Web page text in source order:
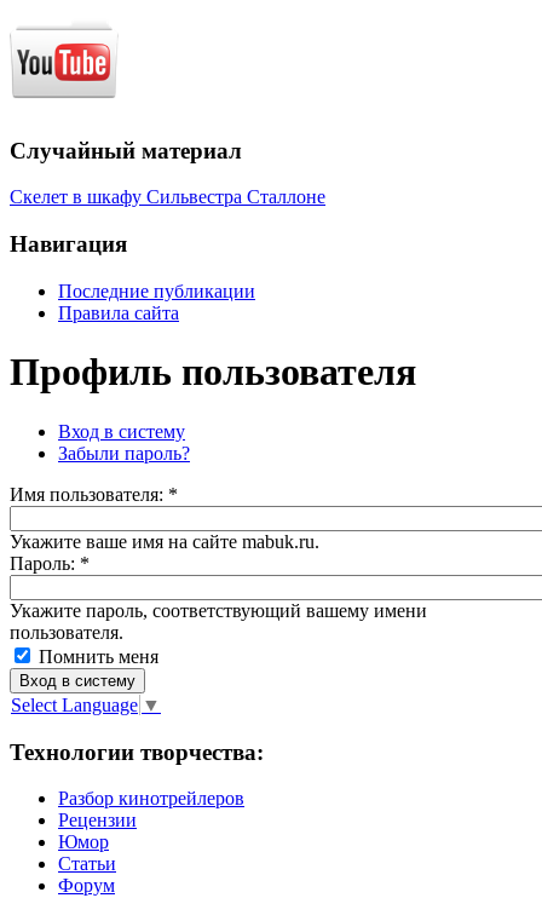
Случайный материал
Скелет в шкафу Сильвестра Сталлоне
Навигация
Последние публикации
Правила сайта
Профиль пользователя
Вход в систему
Забыли пароль?
Имя пoльзовaтeля: *
Укажите ваше имя на сайте mabuk.ru.
Пароль: *
Укажите пароль, соответствующий вашему имени
пользователя.
Помнить меня
Select Language ▼
Технологии творчества:
Разбор кинотрейлеров
Рецензии
Юмор
Статьи
Форум